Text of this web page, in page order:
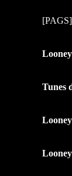
[PAGS]
Tunes